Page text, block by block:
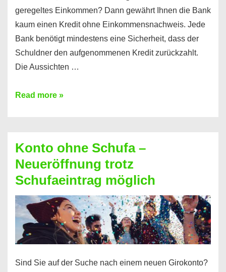
geregeltes Einkommen? Dann gewährt Ihnen die Bank
kaum einen Kredit ohne Einkommensnachweis. Jede
Bank benötigt mindestens eine Sicherheit, dass der
Schuldner den aufgenommenen Kredit zurückzahlt.
Die Aussichten …
Mit
Sie
einen
Kredit
ohne
Einkommensnachweis
Read more »
Konto ohne Schufa –
Neueröffnung trotz
Schufaeintrag möglich
Sind Sie auf der Suche nach einem neuen Girokonto?